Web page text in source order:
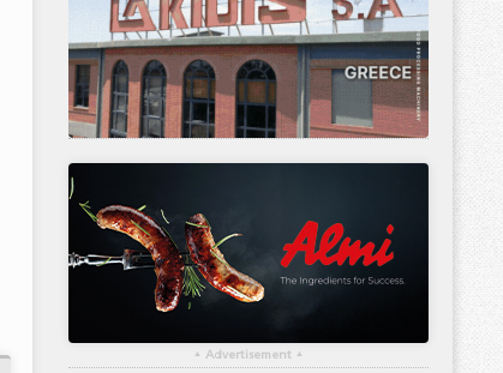
▴ Advertisement ▴